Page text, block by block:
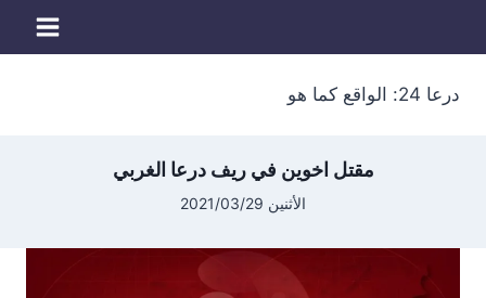
درعا 24: الواقع كما هو
مقتل اخوين في ريف درعا الغربي
الأثنين 2021/03/29